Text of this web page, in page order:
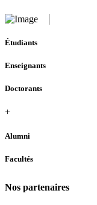
Étudiants
Enseignants
Doctorants
+
Alumni
Facultés
Nos partenaires